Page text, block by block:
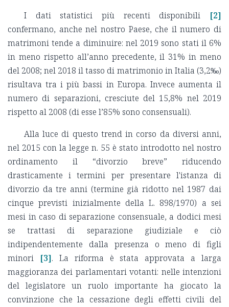
I dati statistici più recenti disponibili
[2]
confermano, anche nel nostro Paese, che il numero di
matrimoni tende a diminuire: nel 2019 sono stati il 6%
in meno rispetto all’anno precedente, il 31% in meno
del 2008; nel 2018 il tasso di matrimonio in Italia (3,2‰)
risultava tra i più bassi in Europa. Invece aumenta il
numero di separazioni, cresciute del 15,8% nel 2019
rispetto al 2008 (di esse l’85% sono consensuali).
Alla luce di questo trend in corso da diversi anni,
nel 2015 con la legge n. 55 è stato introdotto nel nostro
ordinamento il “divorzio breve” riducendo
drasticamente i termini per presentare l'istanza di
divorzio da tre anni (termine già ridotto nel 1987 dai
cinque previsti inizialmente della L. 898/1970) a sei
mesi in caso di separazione consensuale, a dodici mesi
se trattasi di separazione giudiziale e ciò
indipendentemente dalla presenza o meno di figli
minori
[3]. La riforma è stata approvata a larga
maggioranza dei parlamentari votanti: nelle intenzioni
del legislatore un ruolo importante ha giocato la
convinzione che la cessazione degli effetti civili del